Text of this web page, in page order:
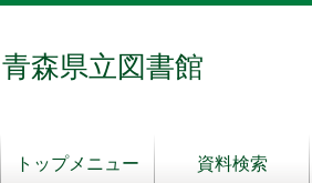
青森県立図書館
トップメニュー 資料検索